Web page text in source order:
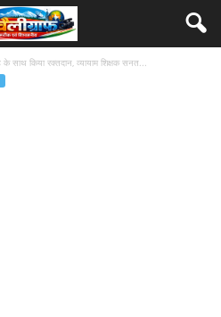
साथ किया रक्तदान, व्यायाम शिक्षक सनत...